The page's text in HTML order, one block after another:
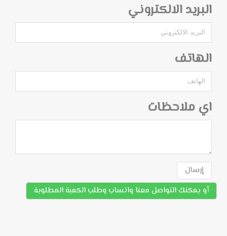
البريد الالكتروني
الهاتف
اي ملاحظات
إرسال
أو يمكنك التواصل معنا واتساب وطلب الكمية المطلوبة